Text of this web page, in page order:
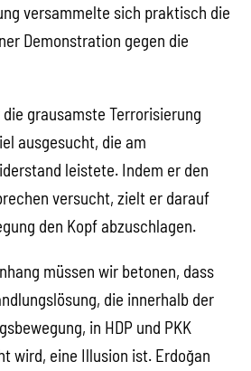
versammelte sich praktisch die
Demonstration gegen die
grausamste Terrorisierung
ausgesucht, die am
leistete. Indem er den
versucht, zielt er darauf
den Kopf abzuschlagen.
müssen wir betonen, dass
die innerhalb der
in HDP und PKK
wird, eine Illusion ist. Erdoğan